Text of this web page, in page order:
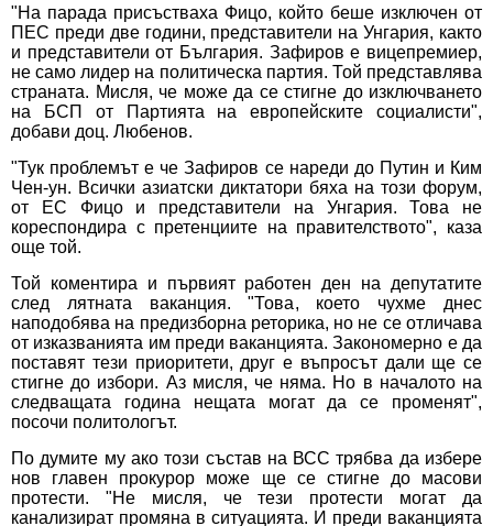
"На парада присъстваха Фицо, който беше изключен от
ПЕС преди две години, представители на Унгария, както
и представители от България. Зафиров е вицепремиер,
не само лидер на политическа партия. Той представлява
страната. Мисля, че може да се стигне до изключването
на БСП от Партията на европейските социалисти",
добави доц. Любенов.
"Тук проблемът е че Зафиров се нареди до Путин и Ким
Чен-ун. Всички азиатски диктатори бяха на този форум,
от ЕС Фицо и представители на Унгария. Това не
кореспондира с претенциите на правителството", каза
още той.
Той коментира и първият работен ден на депутатите
след лятната ваканция. "Това, което чухме днес
наподобява на предизборна реторика, но не се отличава
от изказванията им преди ваканцията. Закономерно е да
поставят тези приоритети, друг е въпросът дали ще се
стигне до избори. Аз мисля, че няма. Но в началото на
следващата година нещата могат да се променят",
посочи политологът.
По думите му ако този състав на ВСС трябва да избере
нов главен прокурор може ще се стигне до масови
протести. "Не мисля, че тези протести могат да
канализират промяна в ситуацията. И преди ваканцията